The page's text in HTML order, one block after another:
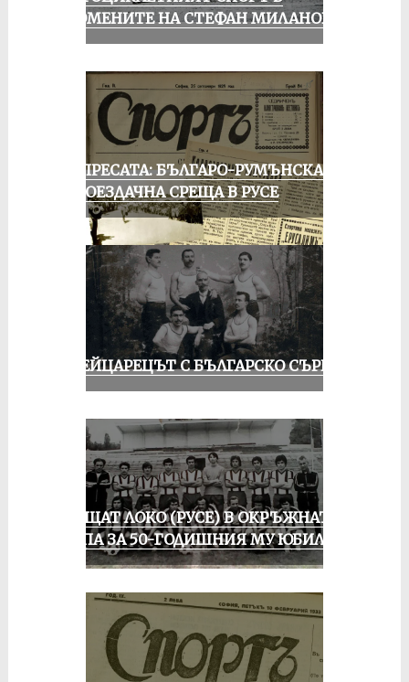
СПОМЕНИТЕ НА СТЕФАН МИЛАНОВ
ОТ ПРЕСАТА: БЪЛГАРО-РУМЪНСКА
КОЛОЕЗДАЧНА СРЕЩА В РУСЕ
ШВЕЙЦАРЕЦЪТ С БЪЛГАРСКО СЪРЦЕ
ПРАЩАТ ЛОКО (РУСЕ) В ОКРЪЖНАТА
ГРУПА ЗА 50-ГОДИШНИЯ МУ ЮБИЛЕЙ